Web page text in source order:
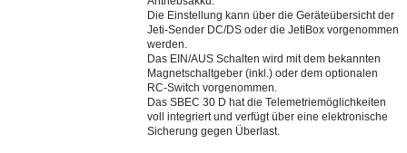
Die Einstellung kann über die Geräteübersicht der
Jeti-Sender DC/DS oder die JetiBox vorgenommen
werden.
Das EIN/AUS Schalten wird mit dem bekannten
Magnetschaltgeber (inkl.) oder dem optionalen
RC-Switch vorgenommen.
Das SBEC 30 D hat die Telemetriemöglichkeiten
voll integriert und verfügt über eine elektronische
Sicherung gegen Überlast.